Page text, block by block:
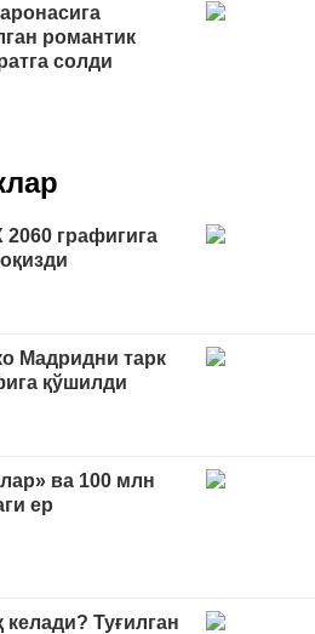
романтик
солди
2060 графигига
Мадридни тарк
қўшилди
ва 100 млн
ер
Туғилган